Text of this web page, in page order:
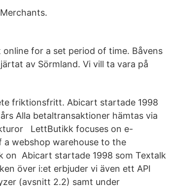
for a set period of time. Båvens
av Sörmland. Vi vill ta vara på
friktionsfritt. Abicart startade 1998
Alla betaltransaktioner hämtas via
LettButikk focuses on e-
webshop warehouse to the
on Abicart startade 1998 som Textalk
över i:et erbjuder vi även ett API
(avsnitt 2.2) samt under